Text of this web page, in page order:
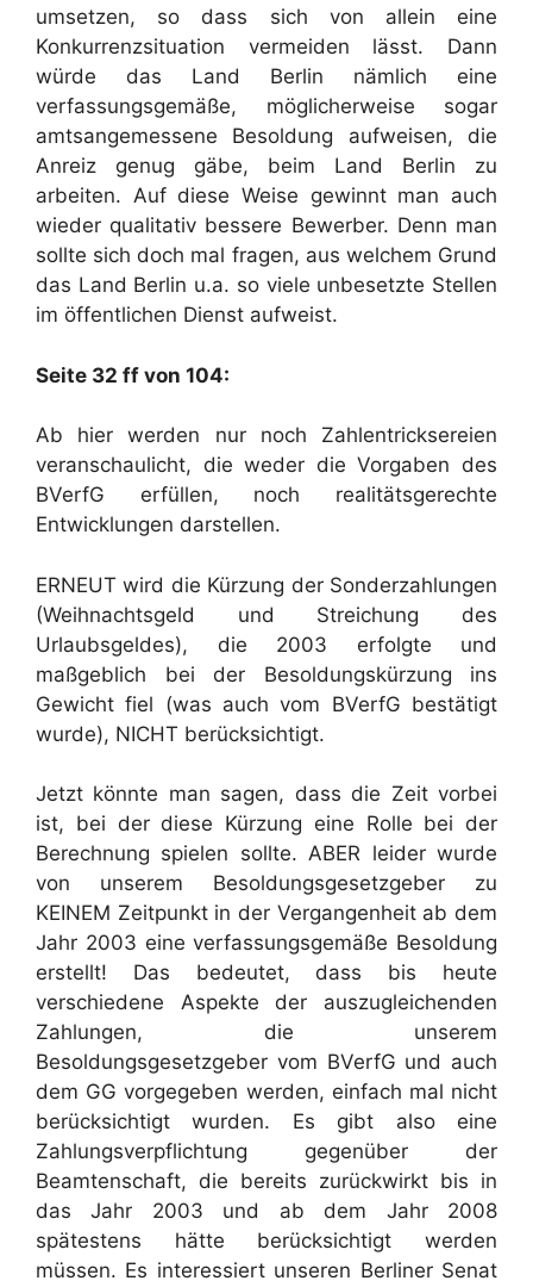
umsetzen, so dass sich von allein eine
Konkurrenzsituation vermeiden lässt. Dann
würde das Land Berlin nämlich eine
verfassungsgemäße, möglicherweise sogar
amtsangemessene Besoldung aufweisen, die
Anreiz genug gäbe, beim Land Berlin zu
arbeiten. Auf diese Weise gewinnt man auch
wieder qualitativ bessere Bewerber. Denn man
sollte sich doch mal fragen, aus welchem Grund
das Land Berlin u.a. so viele unbesetzte Stellen
im öffentlichen Dienst aufweist.
Seite 32 ff von 104:
Ab hier werden nur noch Zahlentricksereien
veranschaulicht, die weder die Vorgaben des
BVerfG erfüllen, noch realitätsgerechte
Entwicklungen darstellen.
ERNEUT wird die Kürzung der Sonderzahlungen
(Weihnachtsgeld und Streichung des
Urlaubsgeldes), die 2003 erfolgte und
maßgeblich bei der Besoldungskürzung ins
Gewicht fiel (was auch vom BVerfG bestätigt
wurde), NICHT berücksichtigt.
Jetzt könnte man sagen, dass die Zeit vorbei
ist, bei der diese Kürzung eine Rolle bei der
Berechnung spielen sollte. ABER leider wurde
von unserem Besoldungsgesetzgeber zu
KEINEM Zeitpunkt in der Vergangenheit ab dem
Jahr 2003 eine verfassungsgemäße Besoldung
erstellt! Das bedeutet, dass bis heute
verschiedene Aspekte der auszugleichenden
Zahlungen, die unserem
Besoldungsgesetzgeber vom BVerfG und auch
dem GG vorgegeben werden, einfach mal nicht
berücksichtigt wurden. Es gibt also eine
Zahlungsverpflichtung gegenüber der
Beamtenschaft, die bereits zurückwirkt bis in
das Jahr 2003 und ab dem Jahr 2008
spätestens hätte berücksichtigt werden
müssen. Es interessiert unseren Berliner Senat